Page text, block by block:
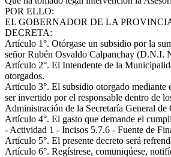
POR ELLO:
EL GOBERNADOR DE LA
DECRETA:
Artículo 1°. Otórgase un subsidio por la
señor Rubén Osvaldo Calpanchay (D.N.I.
Artículo 2°. El Intendente de la
otorgados.
Artículo 3°. El subsidio otorgado mediante
ser invertido por el responsable dentro de
Administración de la Secretaría General de
Artículo 4°. El gasto que demande el
- Actividad 1 - Incisos 5.7.6 - Fuente de
Artículo 5°. El presente decreto será
Artículo 6°. Regístrese, comuniqúese,